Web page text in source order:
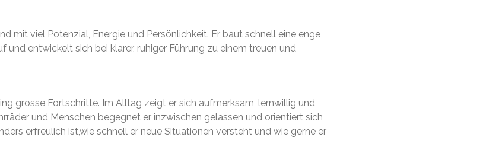
mit viel Potenzial, Energie und Persönlichkeit. Er baut schnell eine enge
und entwickelt sich bei klarer, ruhiger Führung zu einem treuen und
grosse Fortschritte. Im Alltag zeigt er sich aufmerksam, lernwillig und
und Menschen begegnet er inzwischen gelassen und orientiert sich
erfreulich ist,wie schnell er neue Situationen versteht und wie gerne er